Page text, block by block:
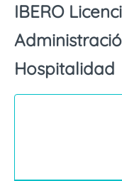
IBERO
Hospitalidad